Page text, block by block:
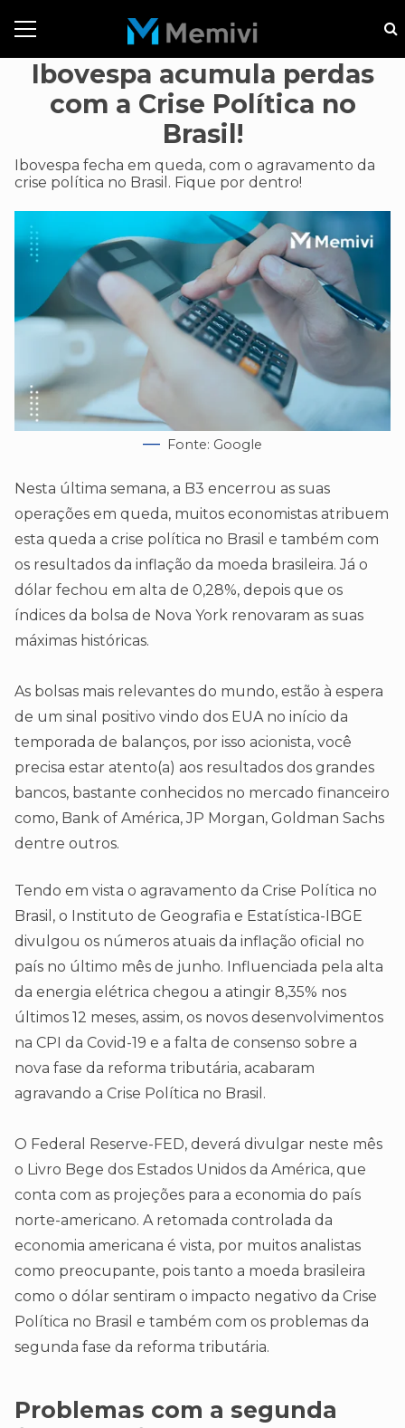
Ibovespa acumula perdas
com a Crise Política no
Brasil!
Ibovespa fecha em queda, com o agravamento da
crise política no Brasil. Fique por dentro!
Fonte: Google
Nesta última semana, a B3 encerrou as suas
operações em queda, muitos economistas atribuem
esta queda a crise política no Brasil e também com
os resultados da inflação da moeda brasileira. Já o
dólar fechou em alta de 0,28%, depois que os
índices da bolsa de Nova York renovaram as suas
máximas históricas.
As bolsas mais relevantes do mundo, estão à espera
de um sinal positivo vindo dos EUA no início da
temporada de balanços, por isso acionista, você
precisa estar atento(a) aos resultados dos grandes
bancos, bastante conhecidos no mercado financeiro
como, Bank of América, JP Morgan, Goldman Sachs
dentre outros.
Tendo em vista o agravamento da Crise Política no
Brasil, o Instituto de Geografia e Estatística-IBGE
divulgou os números atuais da inflação oficial no
país no último mês de junho. Influenciada pela alta
da energia elétrica chegou a atingir 8,35% nos
últimos 12 meses, assim, os novos desenvolvimentos
na CPI da Covid-19 e a falta de consenso sobre a
nova fase da reforma tributária, acabaram
agravando a Crise Política no Brasil.
O Federal Reserve-FED, deverá divulgar neste mês
o Livro Bege dos Estados Unidos da América, que
conta com as projeções para a economia do país
norte-americano. A retomada controlada da
economia americana é vista, por muitos analistas
como preocupante, pois tanto a moeda brasileira
como o dólar sentiram o impacto negativo da Crise
Política no Brasil e também com os problemas da
segunda fase da reforma tributária.
Problemas com a segunda